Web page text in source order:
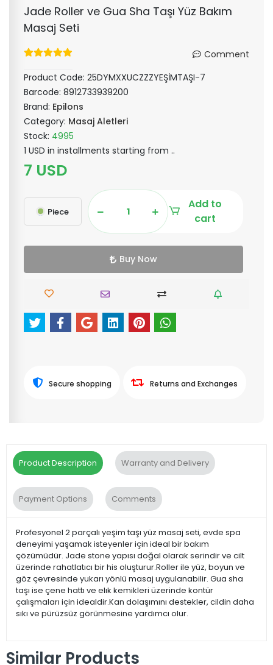
Jade Roller ve Gua Sha Taşı Yüz Bakım
Masaj Seti
Comment
Product Code: 25DYMXXUCZZZYEŞİMTAŞI-7
Barcode: 8912733939200
Brand: Epilons
Category: Masaj Aletleri
Stock: 4995
1 USD in installments starting from ..
7 USD
Piece
Add to
cart
Buy Now
Secure shopping Returns and Exchanges
Product Description Warranty and Delivery
Payment Options Comments
Profesyonel 2 parçalı yeşim taşı yüz masaj seti, evde spa
deneyimi yaşamak isteyenler için ideal bir bakım
çözümüdür. Jade stone yapısı doğal olarak serindir ve cilt
üzerinde rahatlatıcı bir his oluşturur.Roller ile yüz, boyun ve
göz çevresinde yukarı yönlü masaj uygulanabilir. Gua sha
taşı ise çene hattı ve elık kemikleri üzerinde kontür
çalışmaları için idealdir.Kan dolaşımını destekler, cildin daha
sıkı ve pürüzsüz görünmesine yardımcı olur.
Similar Products